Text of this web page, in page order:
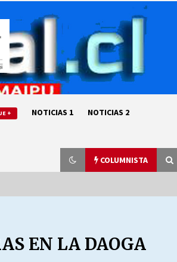
+ NOTICIAS 1 NOTICIAS 2
COLUMNISTA
EL CUMPLEAÑOS 69
27/07/2026
EN LA DAOGA